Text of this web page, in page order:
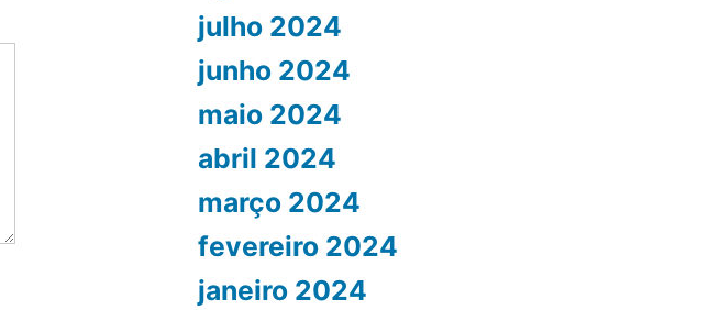
julho 2024
junho 2024
maio 2024
abril 2024
março 2024
fevereiro 2024
janeiro 2024